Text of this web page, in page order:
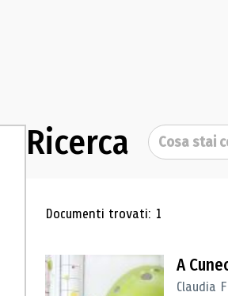
Ricerca Cerca
Risultati di
Documenti trovati: 1
A
Claudia